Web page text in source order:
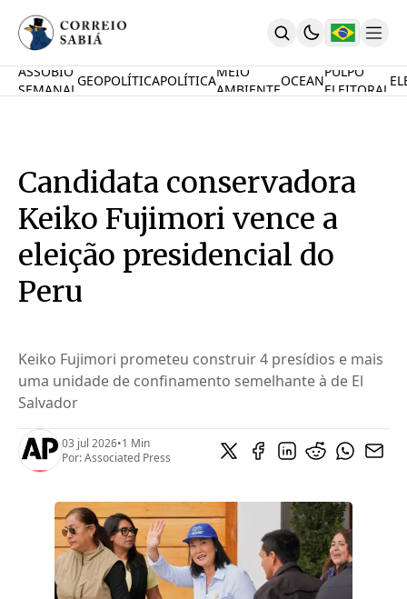
Comunidade
MauriNews
Contrate
Quem Somos
English
Inovações
Desafio Oceânico
Imposto De Renda
PARTICIPE
ASSOBIO
SEMANAL
GEOPOLÍTICAPOLÍTICA
MEIO
AMBIENTE
OCEAN
PULPO
ELEITORAL
Candidata conservadora
Keiko Fujimori vence a
eleição presidencial do
Peru
Keiko Fujimori prometeu construir 4 presídios e mais
uma unidade de confinamento semelhante à de El
Salvador
03 jul 2026•1 Min
Por:Associated Press